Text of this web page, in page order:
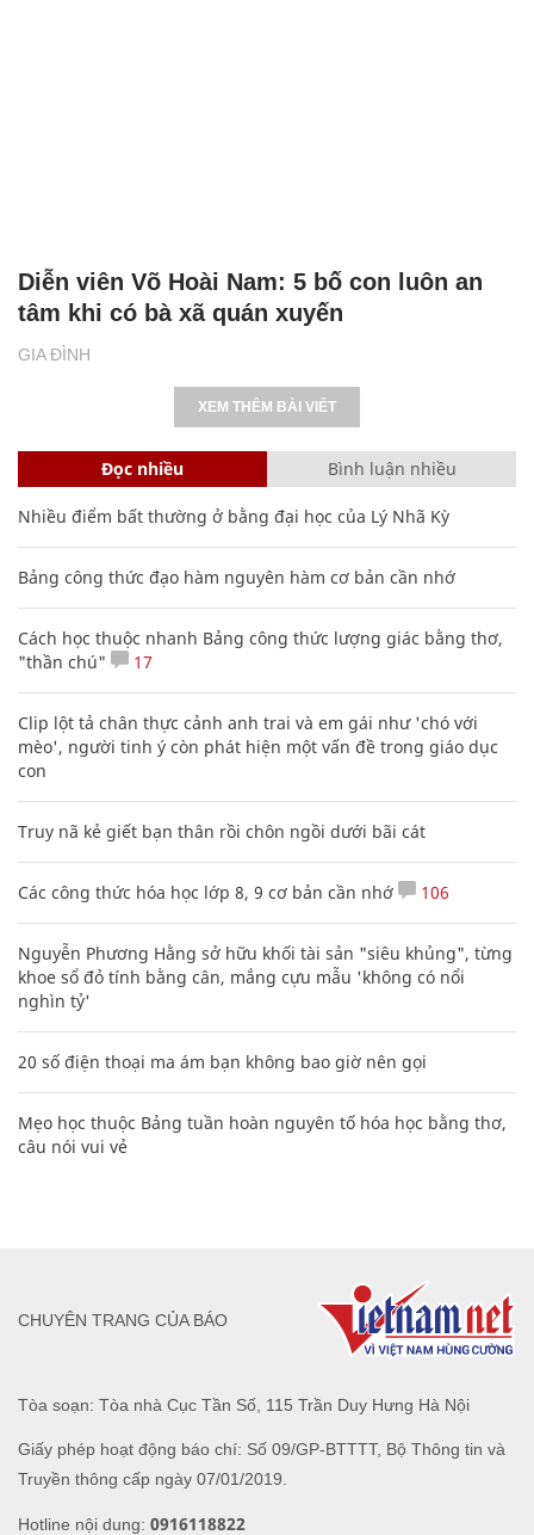
GIA ĐÌNH
Diễn viên Võ Hoài Nam: 5 bố con luôn an
tâm khi có bà xã quán xuyến
XEM THÊM BÀI VIẾT
Đọc nhiều Bình luận nhiều
Nhiều điểm bất thường ở bằng đại học của Lý Nhã Kỳ
Bảng công thức đạo hàm nguyên hàm cơ bản cần nhớ
Cách học thuộc nhanh Bảng công thức lượng giác bằng thơ,
"thần chú"
17
Clip lột tả chân thực cảnh anh trai và em gái như 'chó với
mèo', người tinh ý còn phát hiện một vấn đề trong giáo dục
con
Truy nã kẻ giết bạn thân rồi chôn ngồi dưới bãi cát
Các công thức hóa học lớp 8, 9 cơ bản cần nhớ 106
Nguyễn Phương Hằng sở hữu khối tài sản "siêu khủng", từng
khoe sổ đỏ tính bằng cân, mắng cựu mẫu 'không có nổi
nghìn tỷ'
20 số điện thoại ma ám bạn không bao giờ nên gọi
Mẹo học thuộc Bảng tuần hoàn nguyên tố hóa học bằng thơ,
câu nói vui vẻ
Tòa soạn: Tòa nhà Cục Tần Số, 115 Trần Duy Hưng Hà Nội
Giấy phép hoạt động báo chí: Số 09/GP-BTTTT, Bộ Thông tin và
Truyền thông cấp ngày 07/01/2019.
Hotline nội dung: 0916118822
CHUYÊN TRANG CỦA BÁO